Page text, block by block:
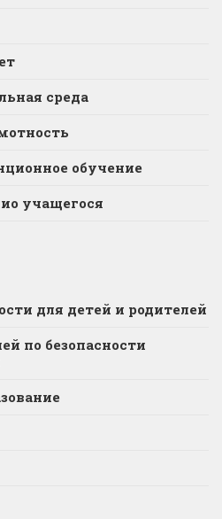
среда
обучение
учащегося
для детей и родителей
по безопасности